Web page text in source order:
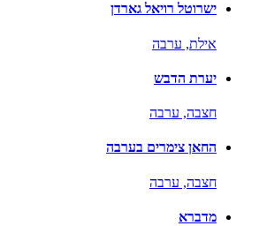
ישרוטל רויאל גארדן
אילת, ערבה
יערת הדבש
חצבה, ערבה
החאן צימרים בערבה
חצבה, ערבה
מדברא